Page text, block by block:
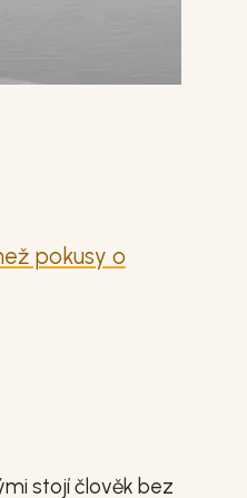
pokusy o
stojí člověk bez